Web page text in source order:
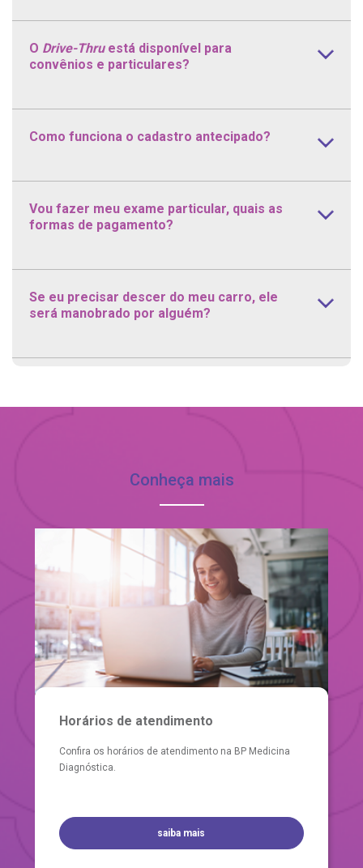
O Drive-Thruestá disponível para
convênios e particulares?
Como funciona o cadastro antecipado?
Vou fazer meu exame particular, quais as
formas de pagamento?
Se eu precisar descer do meu carro, ele
será manobrado por alguém?
Conheça mais
Horários de atendimento
Confira os horários de atendimento na BP Medicina
Diagnóstica.
saiba mais